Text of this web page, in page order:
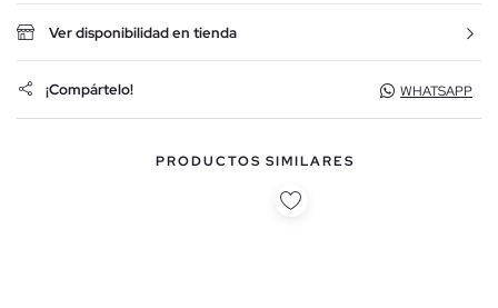
Ver disponibilidad en tienda
¡Compártelo! WHATSAPP
PRODUCTOS SIMILARES